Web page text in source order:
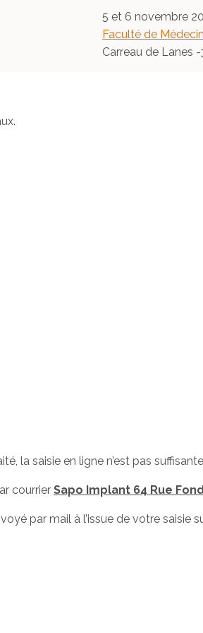
5 et 6 novembre
Faculté de
Carreau de Lanes
la saisie en ligne n’est pas
courrier Sapo Implant 64 Rue
par mail à l’issue de votre saisie